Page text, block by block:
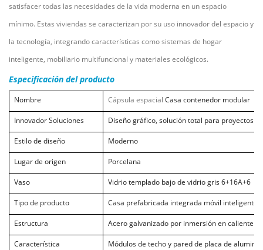
satisfacer todas las necesidades de la vida moderna en un espacio
mínimo. Estas viviendas se caracterizan por su uso innovador del espacio y
la tecnología, integrando características como sistemas de hogar
inteligente, mobiliario multifuncional y materiales ecológicos.
Especificación del producto
Nombre Cápsula espacial Casa contenedor modular
InnovadorSoluciones Diseño gráfico, solución total para proyectos
Estilo de diseño Moderno
Lugar de origen Porcelana
Vaso Vidrio templado bajo de vidrio gris 6+16A+6
Tipo de producto Casa prefabricada integrada móvil inteligente
Estructura Acero galvanizado por inmersión en caliente
Característica Módulos de techo y pared de placa de